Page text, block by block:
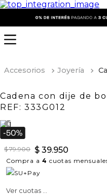
Accesorios Joyería
Cadena con dije de
REF: 333G012
$ 79.900 $ 39.950
Compra a 4 cuotas
Ver cuotas ...